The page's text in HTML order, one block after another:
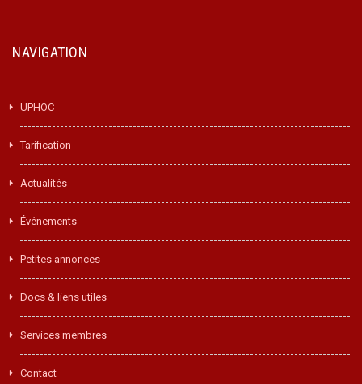
NAVIGATION
UPHOC
Tarification
Actualités
Événements
Petites annonces
Docs & liens utiles
Services membres
Contact